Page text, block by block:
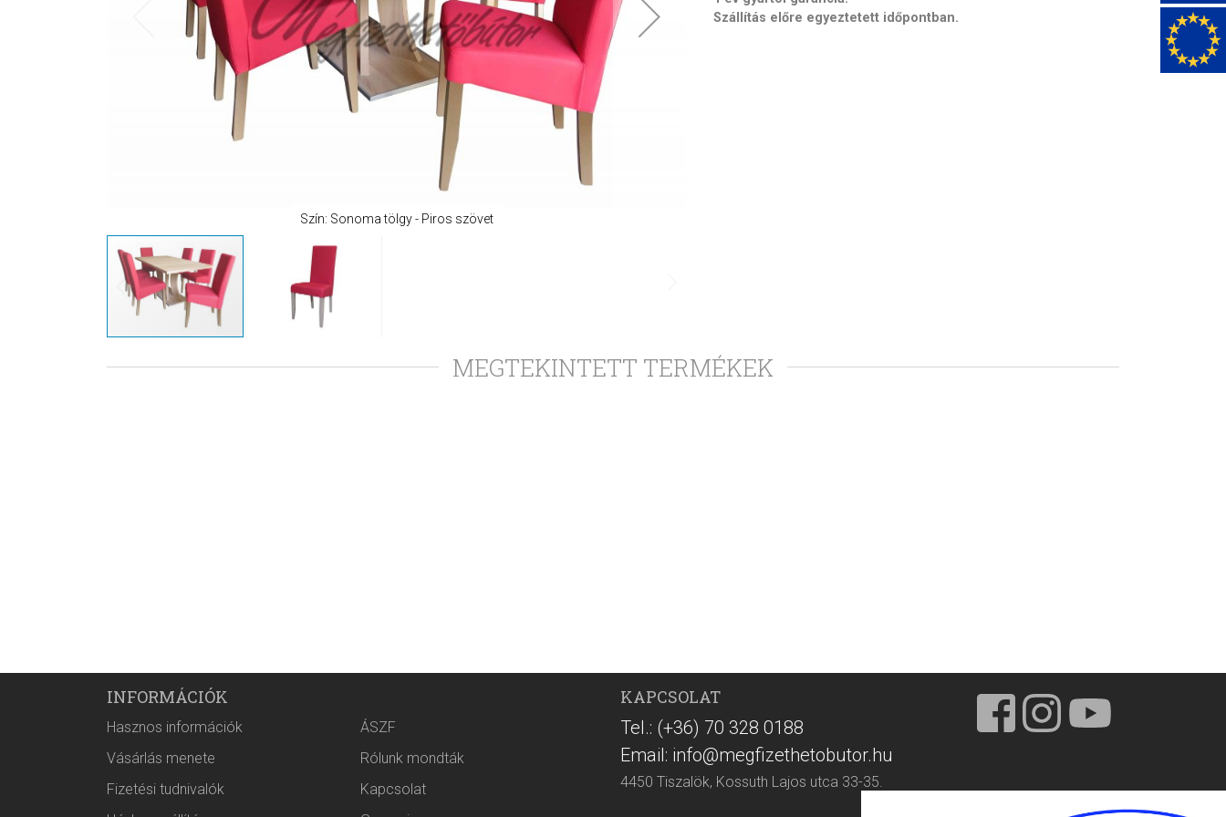
Szín: Sonoma tölgy - Piros szövet
Szállítás előre egyeztetett időpontban.
MEGTEKINTETT TERMÉKEK
INFORMÁCIÓK
Hasznos információk
ÁSZF
Vásárlás menete
Rólunk mondták
Fizetési tudnivalók
Kapcsolat
KAPCSOLAT
Tel.: (+36) 70 328 0188
Email: info@megfizethetobutor.hu
4450 Tiszalök, Kossuth Lajos utca 33-35.